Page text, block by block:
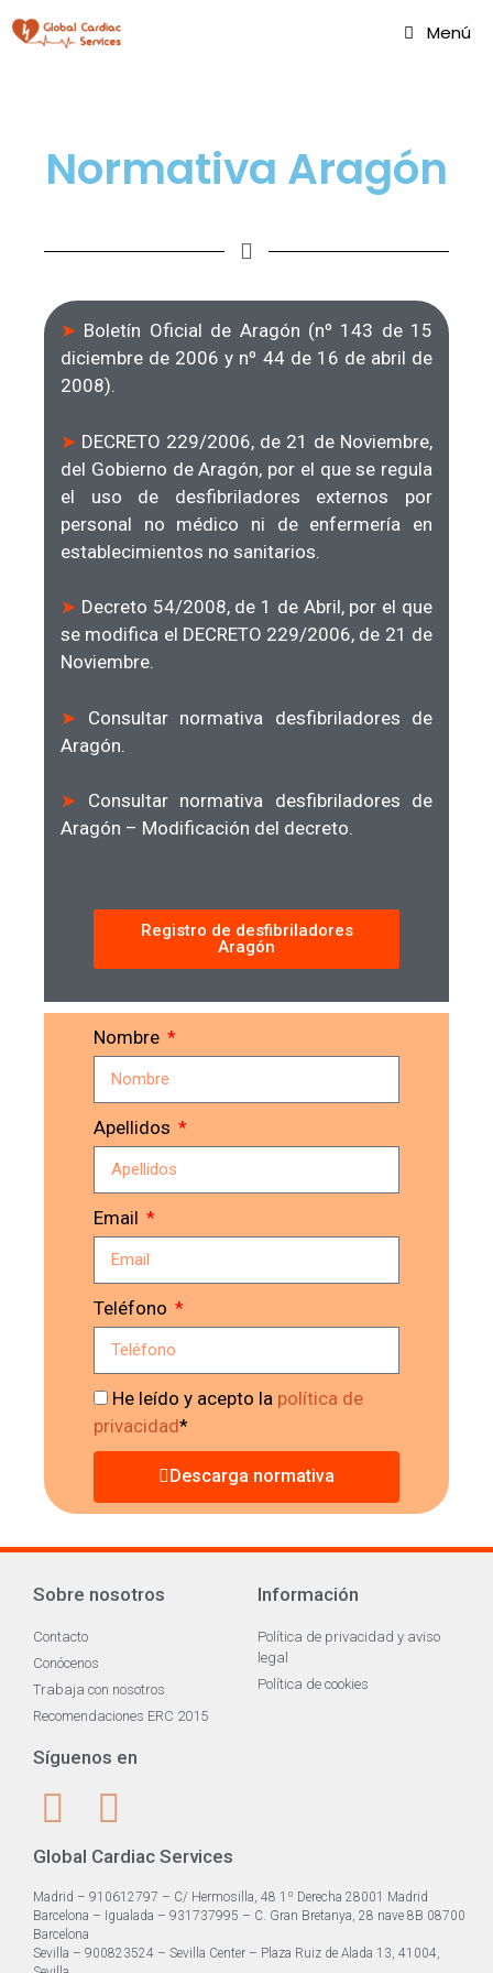
Menú
Normativa Aragón
➤ Boletín Oficial de Aragón (nº 143 de 15
diciembre de 2006 y nº 44 de 16 de abril de
2008).
➤ DECRETO 229/2006, de 21 de Noviembre,
del Gobierno de Aragón, por el que se regula
el uso de desfibriladores externos por
personal no médico ni de enfermería en
establecimientos no sanitarios.
➤ Decreto 54/2008, de 1 de Abril, por el que
se modifica el DECRETO 229/2006, de 21 de
Noviembre.
➤ Consultar normativa desfibriladores de
Aragón.
➤ Consultar normativa desfibriladores de
Aragón – Modificación del decreto.
Registro de desfibriladores
Aragón
Nombre
Apellidos
Email
Teléfono
He leído y acepto la política de
privacidad*
Descarga normativa
Sobre nosotros
Contacto
Conócenos
Trabaja con nosotros
Recomendaciones ERC 2015
Información
Política de privacidad y aviso
legal
Política de cookies
Síguenos en
Global Cardiac Services
Madrid – 910612797 – C/ Hermosilla, 48 1º Derecha 28001 Madrid
Barcelona – Igualada – 931737995 – C. Gran Bretanya, 28 nave 8B 08700
Barcelona
Sevilla – 900823524 – Sevilla Center – Plaza Ruiz de Alada 13, 41004,